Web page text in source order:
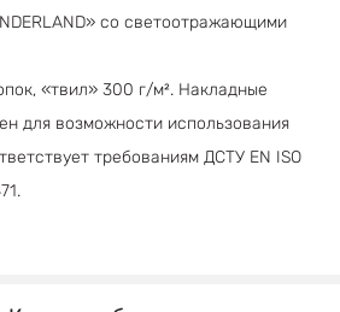
со светоотражающими
«твил» 300 г/м². Накладные
для возможности использования
требованиям ДСТУ EN ISO